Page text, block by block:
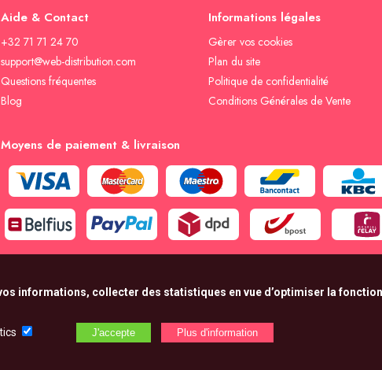
Aide & Contact
+32 71 71 24 70
support@web-distribution.com
Questions fréquentes
Blog
Informations légales
Gèrer vos cookies
Plan du site
Politique de confidentialité
Conditions Générales de Vente
Moyens de paiement & livraison
informations, collecter des statistiques en vue d’optimiser la